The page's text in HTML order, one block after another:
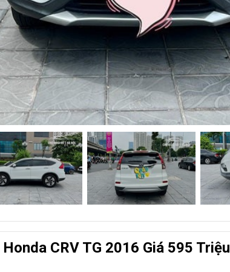
Honda CRV TG 2016 Giá 595